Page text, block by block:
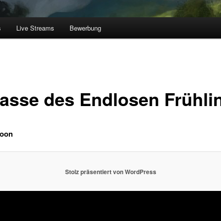
Live Streams Bewerbung
des Endlosen
Stolz präsentiert von WordPress